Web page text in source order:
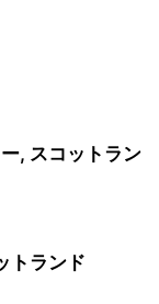
, スコットラン
トランド